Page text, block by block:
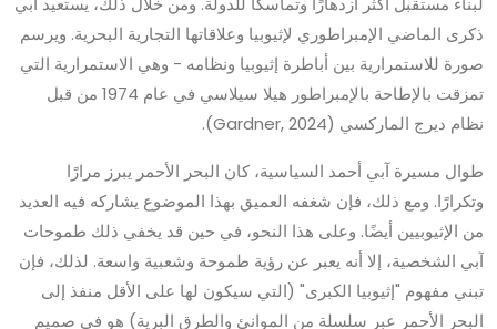
ذكرى الماضي الإمبراطوري لإثيوبيا وعلاقاتها التجارية البحرية. ويرسم
صورة للاستمرارية بين أباطرة إثيوبيا ونظامه - وهي الاستمرارية التي
تمزقت بالإطاحة بالإمبراطور هيلا سيلاسي في عام 1974 من قبل
نظام ديرج الماركسي (Gardner, 2024).
طوال مسيرة آبي أحمد السياسية، كان البحر الأحمر يبرز مرارًا
وتكرارًا. ومع ذلك، فإن شغفه العميق بهذا الموضوع يشاركه فيه العديد
من الإثيوبيين أيضًا. وعلى هذا النحو، في حين قد يخفي ذلك طموحات
آبي الشخصية، إلا أنه يعبر عن رؤية طموحة وشعبية واسعة. لذلك، فإن
تبني مفهوم "إثيوبيا الكبرى" (التي سيكون لها على الأقل منفذ إلى
البحر الأحمر عبر سلسلة من الموانئ والطرق البرية) هو في صميم